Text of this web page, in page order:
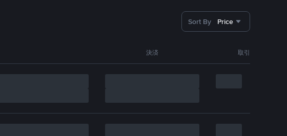
Sort By Price
決済 取引